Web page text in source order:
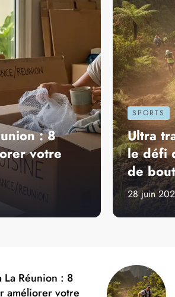
sur l'île de la Réunion
EXPATRIATION
SPORTS